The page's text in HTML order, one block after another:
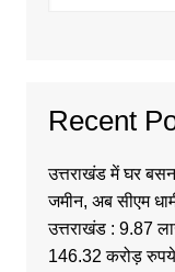
Recent
उत्तराखंड में घर
जमीन, अब सीएम
उत्तराखंड : 9.87
146.32 करोड़ रुपये